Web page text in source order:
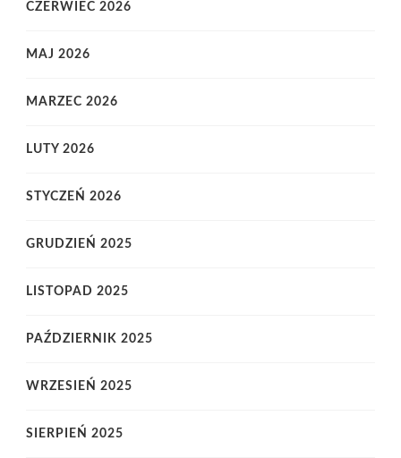
CZERWIEC 2026
MAJ 2026
MARZEC 2026
LUTY 2026
STYCZEŃ 2026
GRUDZIEŃ 2025
LISTOPAD 2025
PAŹDZIERNIK 2025
WRZESIEŃ 2025
SIERPIEŃ 2025